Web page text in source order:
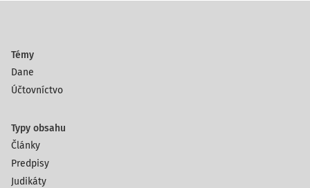
Témy
Dane
Účtovníctvo
Typy obsahu
Články
Predpisy
Judikáty